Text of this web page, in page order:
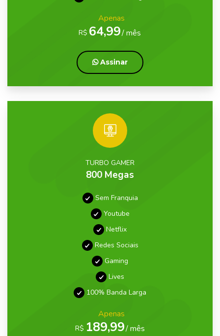
Apenas
R$64,99/ mês
Assinar
TURBO GAMER
800 Megas
Sem Franquia
Youtube
Netflix
Redes Sociais
Gaming
Lives
100% Banda Larga
Apenas
R$189,99/ mês